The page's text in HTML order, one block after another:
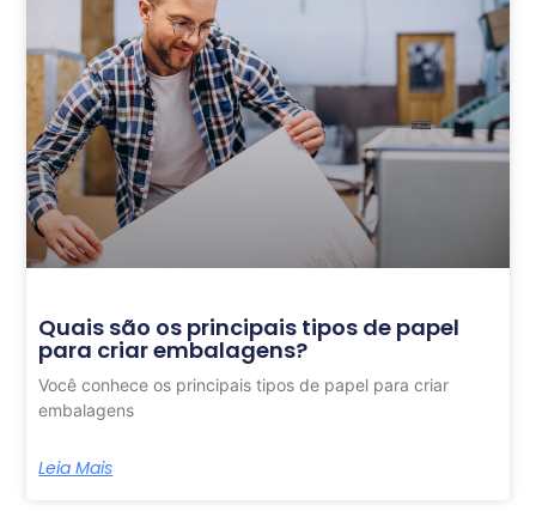
Quais são os principais tipos de papel
para criar embalagens?
Você conhece os principais tipos de papel para criar
embalagens
Leia Mais